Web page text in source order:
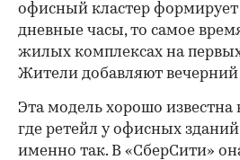
офисный кластер
дневные часы, то самое
жилых комплексах на
Жители добавляют
Эта модель хорошо известна
где ретейл у офисных
именно так. В «СберСити»